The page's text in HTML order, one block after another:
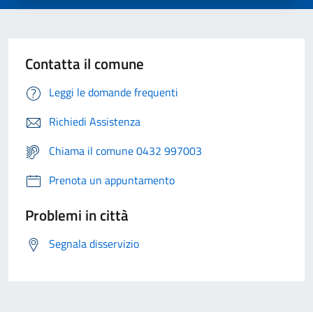
Contatta il comune
Leggi le domande frequenti
Richiedi Assistenza
Chiama il comune 0432 997003
Prenota un appuntamento
Problemi in città
Segnala disservizio